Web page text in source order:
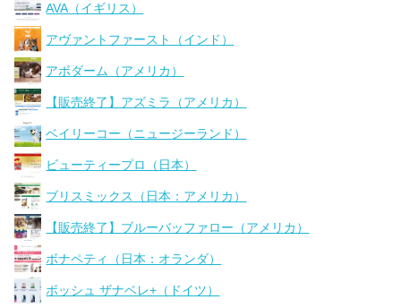
AVA（イギリス）
アヴァントファースト（インド）
アボダーム（アメリカ）
【販売終了】アズミラ（アメリカ）
ベイリーコー（ニュージーランド）
ビューティープロ（日本）
ブリスミックス（日本：アメリカ）
【販売終了】ブルーバッファロー（アメリカ）
ボナペティ（日本：オランダ）
ボッシュ ザナベレ+（ドイツ）